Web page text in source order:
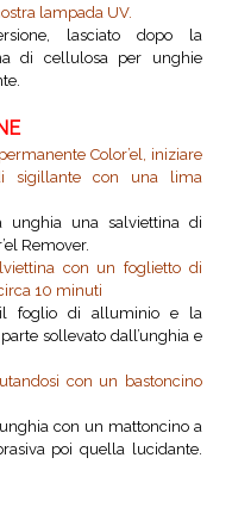
lampada UV.
lasciato dopo la
di cellulosa per unghie
Color’el, iniziare
sigillante con una lima
unghia una salviettina di
Remover.
con un foglietto di
10 minuti
il foglio di alluminio e la
sollevato dall’unghia e
con un bastoncino
con un mattoncino a
poi quella lucidante.